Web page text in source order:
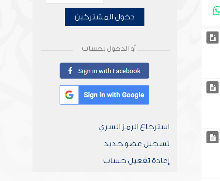
دخول المشتركين
أو الدخول بحساب
استرجاع الرمز السري
تسجيل عضو جديد
إعادة تفعيل حساب